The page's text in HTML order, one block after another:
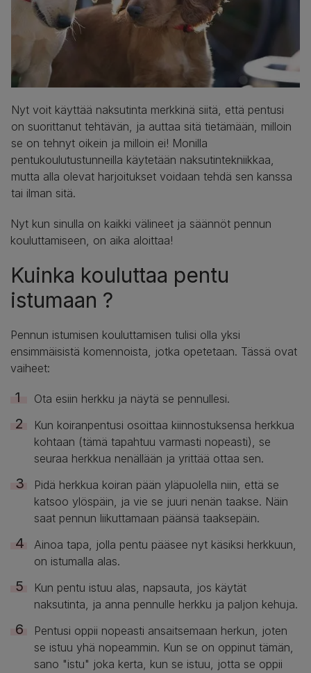
Nyt voit käyttää naksutinta merkkinä siitä, että pentusi
on suorittanut tehtävän, ja auttaa sitä tietämään, milloin
se on tehnyt oikein ja milloin ei! Monilla
pentukoulutustunneilla käytetään naksutintekniikkaa,
mutta alla olevat harjoitukset voidaan tehdä sen kanssa
tai ilman sitä.
Nyt kun sinulla on kaikki välineet ja säännöt pennun
kouluttamiseen, on aika aloittaa!
Kuinka kouluttaa pentu
istumaan ?
Pennun istumisen kouluttamisen tulisi olla yksi
ensimmäisistä komennoista, jotka opetetaan. Tässä ovat
vaiheet:
Ota esiin herkku ja näytä se pennullesi.
Kun koiranpentusi osoittaa kiinnostuksensa herkkua
kohtaan (tämä tapahtuu varmasti nopeasti), se
seuraa herkkua nenällään ja yrittää ottaa sen.
Pidä herkkua koiran pään yläpuolella niin, että se
katsoo ylöspäin, ja vie se juuri nenän taakse. Näin
saat pennun liikuttamaan päänsä taaksepäin.
Ainoa tapa, jolla pentu pääsee nyt käsiksi herkkuun,
on istumalla alas.
Kun pentu istuu alas, napsauta, jos käytät
naksutinta, ja anna pennulle herkku ja paljon kehuja.
Pentusi oppii nopeasti ansaitsemaan herkun, joten
se istuu yhä nopeammin. Kun se on oppinut tämän,
sano "istu" joka kerta, kun se istuu, jotta se oppii